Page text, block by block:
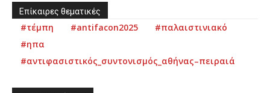
Επίκαιρες θεματικές
#τέμπη #antifacon2025
#παλαιστινιακό
#ηπα
#αντιφασιστικός_συντονισμός_αθήνας–πειραιά